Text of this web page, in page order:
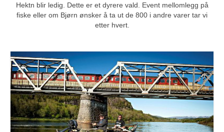
Hektn blir ledig. Dette er et dyrere vald. Event mellomlegg på
fiske eller om Bjørn ønsker å ta ut de 800 i andre varer tar vi
etter hvert.